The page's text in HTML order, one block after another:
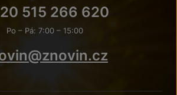
515 266 620
Po – Pá: 7:00 – 15:00